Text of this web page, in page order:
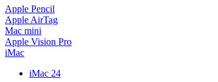
Apple Pencil
Apple AirTag
Mac mini
Apple Vision Pro
iMac
iMac 24